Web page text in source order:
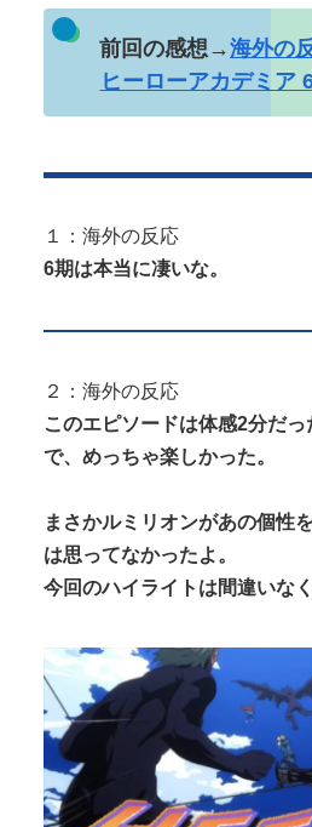
Powered by livedoor 相互RSS
前回の感想→海外の
ヒーローアカデミア
１：海外の反応
6期は本当に凄いな。
２：海外の反応
このエピソードは体感2分だ
で、めっちゃ楽しかった。
まさかルミリオンがあの個性
は思ってなかったよ。
今回のハイライトは間違いな